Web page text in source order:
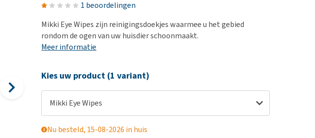
Overgewicht en conditie
Spieren, pezen en botten
Bekijk alles
1 beoordelingen
Mikki Eye Wipes zijn reinigingsdoekjes waarmee u het gebied
rondom de ogen van uw huisdier schoonmaakt.
Meer informatie
Kies uw product (1 variant)
Mikki Eye Wipes
Nu besteld, 15-08-2026 in huis